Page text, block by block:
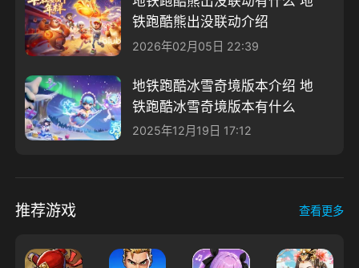
铁跑酷熊出没联动介绍
2026年02月05日 22:39
地铁跑酷冰雪奇境版本介绍 地
铁跑酷冰雪奇境版本有什么
2025年12月19日 17:12
推荐游戏 查看更多